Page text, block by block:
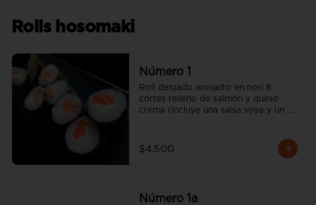
Rolls hosomaki
Número 1
Roll delgado envuelto en nori 8
cortes relleno de salmón y queso
crema (incluye una salsa soya y un
$4.500
Número 1a